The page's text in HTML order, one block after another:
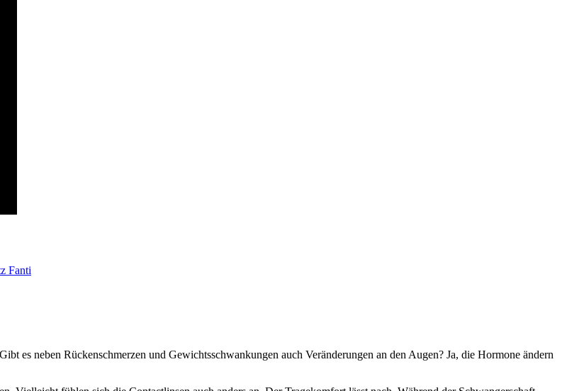
Fanti
es neben Rückenschmerzen und Gewichtsschwankungen auch Veränderungen an den Augen? Ja, die Hormone ändern